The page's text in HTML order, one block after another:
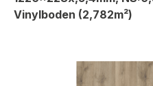
Vinylboden (2,782m²)
Bildergalerie überspringen